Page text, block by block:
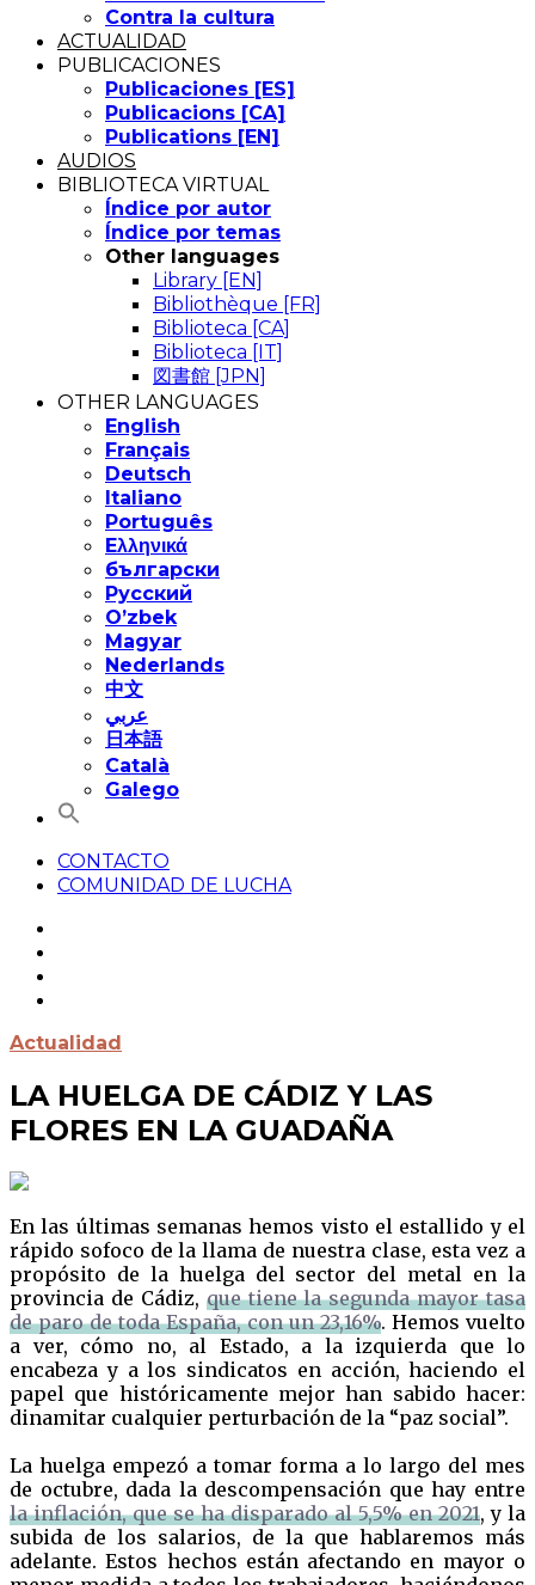
Contra la cultura
ACTUALIDAD
PUBLICACIONES
Publicaciones [ES]
Publicacions [CA]
Publications [EN]
AUDIOS
BIBLIOTECA VIRTUAL
Índice por autor
Índice por temas
Other languages
Library [EN]
Bibliothèque [FR]
Biblioteca [CA]
Biblioteca [IT]
図書館 [JPN]
OTHER LANGUAGES
English
Français
Deutsch
Italiano
Português
Eλληνικά
български
Русский
O’zbek
Magyar
Nederlands
中文
عربي
日本語
Català
Galego
CONTACTO
COMUNIDAD DE LUCHA
Actualidad
LA HUELGA DE CÁDIZ Y LAS
FLORES EN LA GUADAÑA
En las últimas semanas hemos visto el estallido y el
rápido sofoco de la llama de nuestra clase, esta vez a
propósito de la huelga del sector del metal en la
provincia de Cádiz, que tiene la segunda mayor tasa
de paro de toda España, con un 23,16%. Hemos vuelto
a ver, cómo no, al Estado, a la izquierda que lo
encabeza y a los sindicatos en acción, haciendo el
papel que históricamente mejor han sabido hacer:
dinamitar cualquier perturbación de la “paz social”.
La huelga empezó a tomar forma a lo largo del mes
de octubre, dada la descompensación que hay entre
la inflación, que se ha disparado al 5,5% en 2021, y la
subida de los salarios, de la que hablaremos más
adelante. Estos hechos están afectando en mayor o